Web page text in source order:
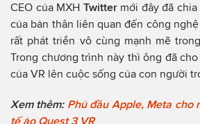
CEO của MXH Twitter mới đây đã
của bản thân liên quan đến công
rất phát triển vô cùng mạnh mẽ
Trong chương trình này thì ông đã
của VR lên cuộc sống của con người
Xem thêm: Phủ đầu Apple, Meta cho
tế ảo Quest 3 VR